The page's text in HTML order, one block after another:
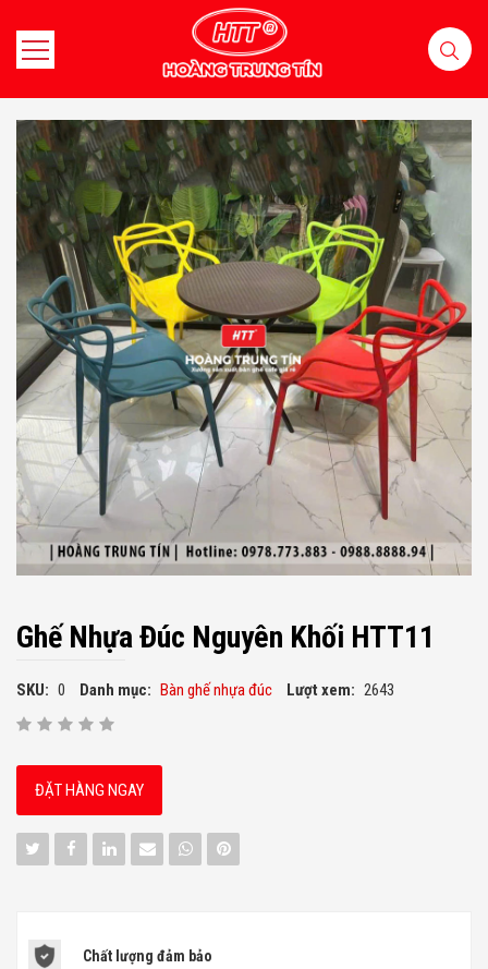
Ghế Nhựa Đúc Nguyên Khối HTT11
SKU: 0 Danh mục: Bàn ghế nhựa đúc Lượt xem: 2643
ĐẶT HÀNG NGAY
Chất lượng đảm bảo